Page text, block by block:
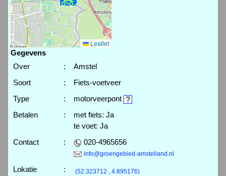
Leaflet
Gegevens
Over
:
Amstel
Soort
:
Fiets-voetveer
Type
:
motorveerpont
Betalen
:
met fiets: Ja
te voet: Ja
Contact
: 020-4965656
info@groengebied-amstelland.nl
Lokatie : (52.323712 , 4.895176)